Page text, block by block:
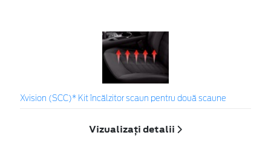
Xvision (SCC)* Kit încălzitor scaun pentru două scaune
Vizualizați detalii